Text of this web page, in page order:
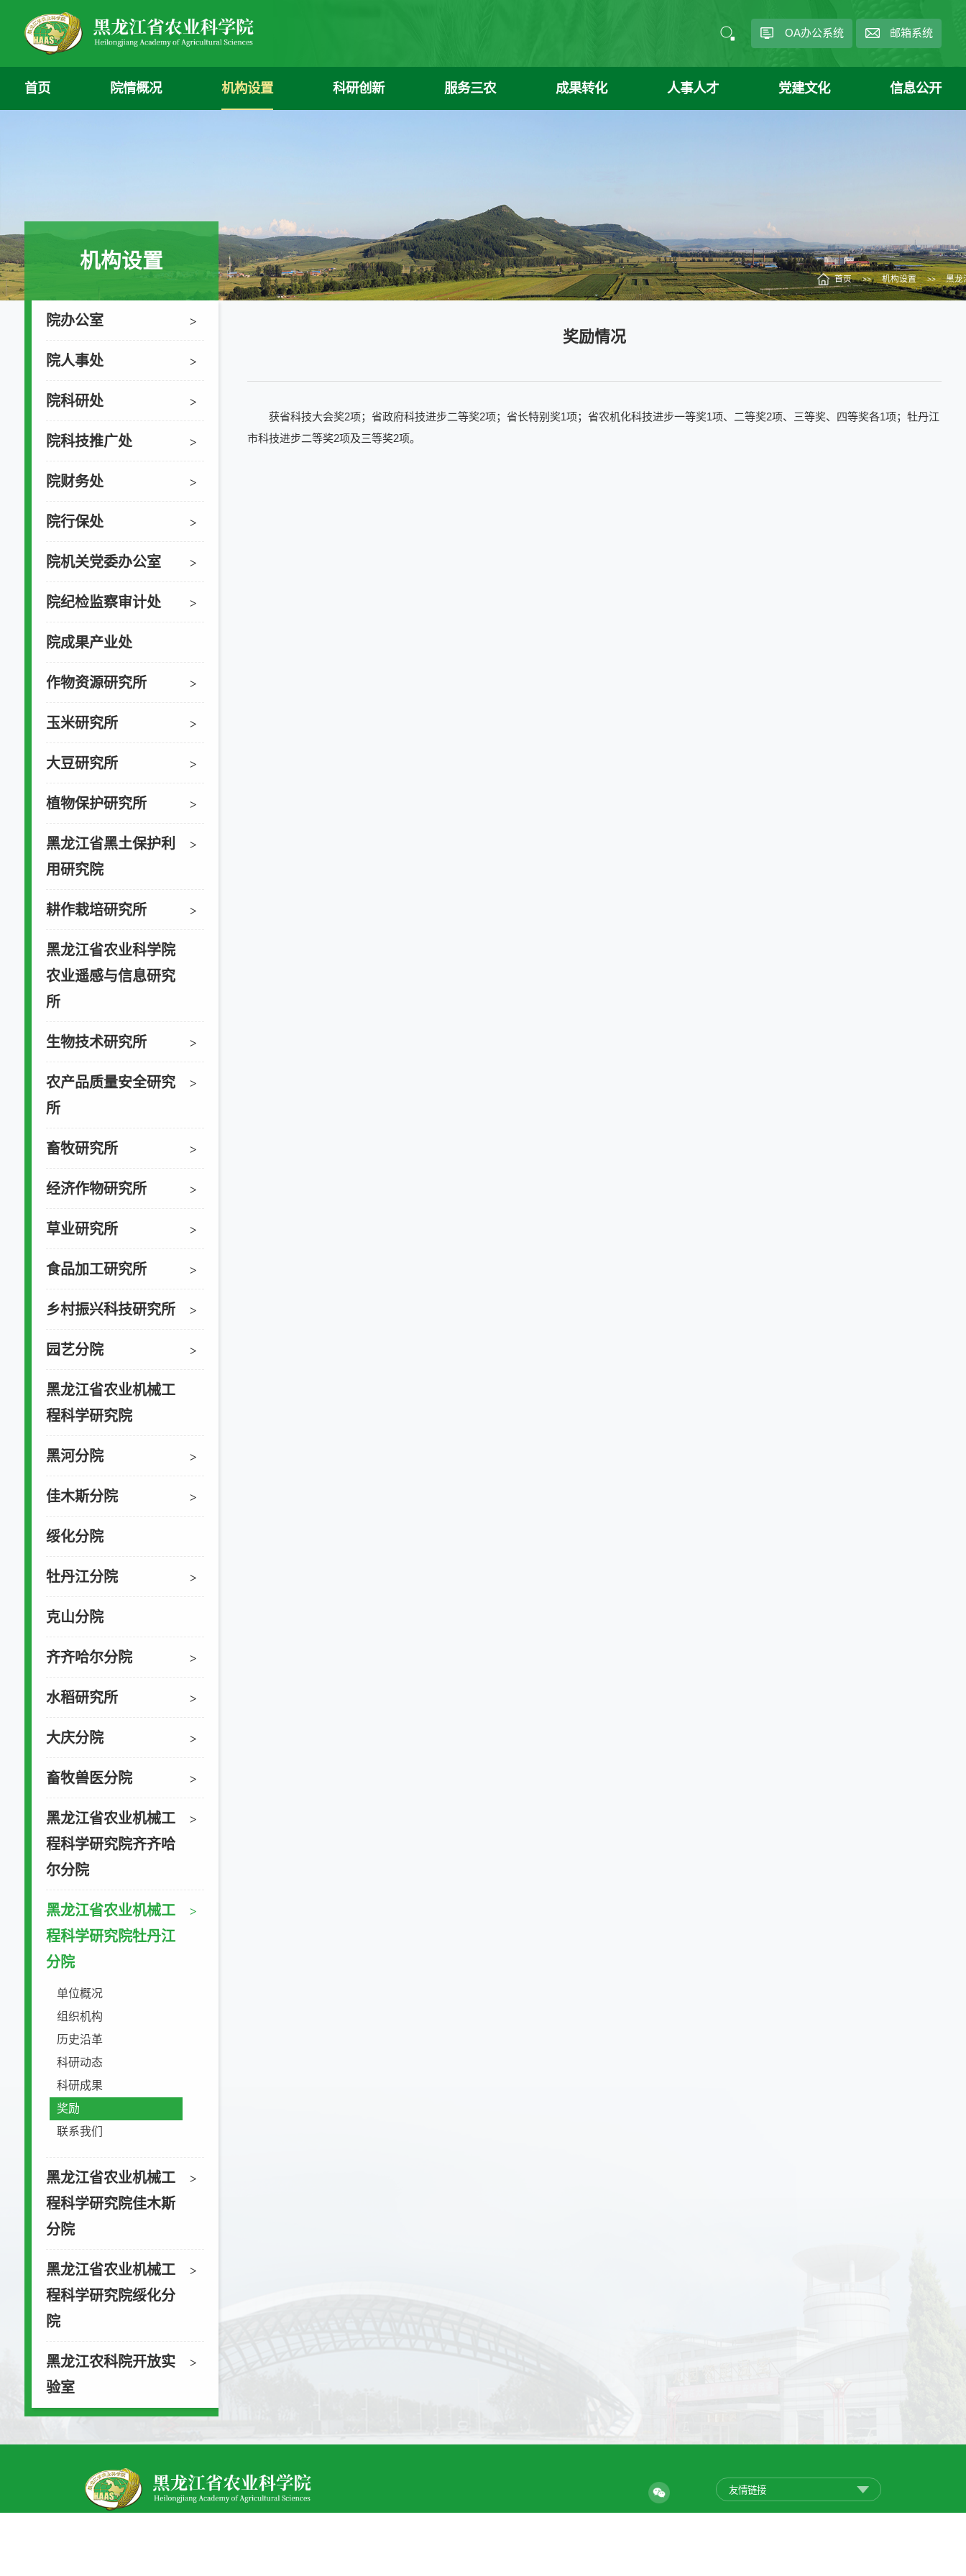
OA办公系统 邮箱系统
首页 院情概况 机构设置 科研创新 服务三农 成果转化 人事人才 党建文化 信息公开
首页 >> 机构设置 >> 黑龙
机构设置
院办公室 >
院人事处 >
院科研处 >
院科技推广处 >
院财务处 >
院行保处 >
院机关党委办公室 >
院纪检监察审计处 >
院成果产业处
作物资源研究所 >
玉米研究所 >
大豆研究所 >
植物保护研究所 >
黑龙江省黑土保护利
用研究院
>
耕作栽培研究所 >
黑龙江省农业科学院
农业遥感与信息研究
所
生物技术研究所 >
农产品质量安全研究
所
>
畜牧研究所 >
经济作物研究所 >
草业研究所 >
食品加工研究所 >
乡村振兴科技研究所 >
园艺分院 >
黑龙江省农业机械工
程科学研究院
黑河分院 >
佳木斯分院 >
绥化分院
牡丹江分院 >
克山分院
齐齐哈尔分院 >
水稻研究所 >
大庆分院 >
畜牧兽医分院 >
黑龙江省农业机械工
程科学研究院齐齐哈
尔分院
>
黑龙江省农业机械工
程科学研究院牡丹江
分院
>
单位概况
组织机构
历史沿革
科研动态
科研成果
奖励
联系我们
黑龙江省农业机械工
程科学研究院佳木斯
分院
>
黑龙江省农业机械工
程科学研究院绥化分
院
>
黑龙江农科院开放实
验室
>
奖励情况
获省科技大会奖2项；省政府科技进步二等奖2项；省长特别奖1项；省农机化科技进步一等奖1项、二等奖2项、三等奖、四等奖各1项；牡丹江
市科技进步二等奖2项及三等奖2项。
友情链接